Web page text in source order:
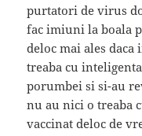
purtatori de virus
fac imiuni la boala
deloc mai ales
treaba cu
porumbei si si-au
nu au nici o treaba
vaccinat deloc de